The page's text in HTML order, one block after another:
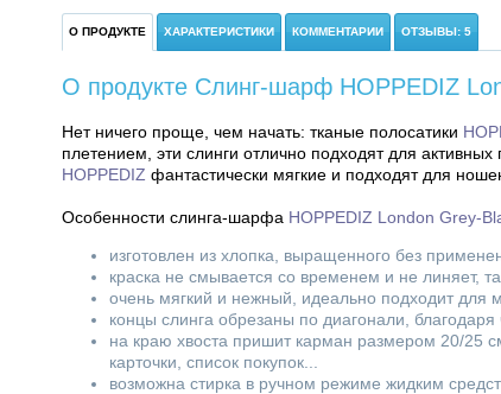
О ПРОДУКТЕ ХАРАКТЕРИСТИКИ КОММЕНТАРИИ ОТЗЫВЫ: 5
О продукте Слинг-шарф HOPPEDIZ
Нет ничего проще, чем начать: тканые полосатики
плетением, эти слинги отлично подходят для
HOPPEDIZ фантастически мягкие и подходят для
Особенности слинга-шарфа HOPPEDIZ London Grey-
изготовлен из хлопка, выращенного без
краска не смывается со временем и не линяет,
очень мягкий и нежный, идеально подходит для
концы слинга обрезаны по диагонали,
на краю хвоста пришит карман размером 20/25
карточки, список покупок...
возможна стирка в ручном режиме жидким